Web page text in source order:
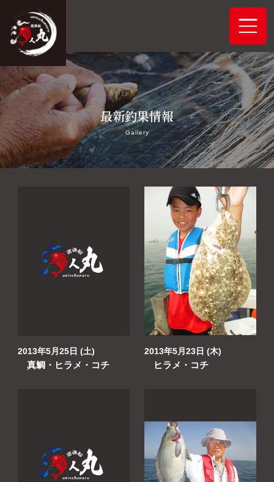
ホーム
システムご案内
最新釣果情報
よくあるご質問
最新釣果情報
Gallery
2013年5月25日 (土)
真鯛・ヒラメ・コチ
2013年5月23日 (木)
ヒラメ・コチ